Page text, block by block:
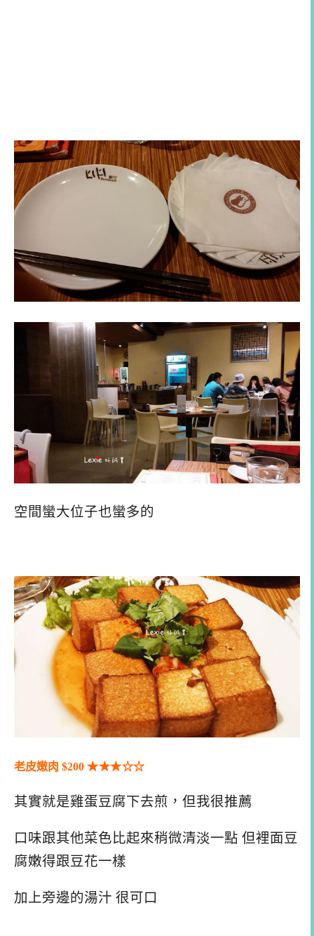
空間蠻大位子也蠻多的
老皮嫩肉 $200 ★★★☆☆
其實就是雞蛋豆腐下去煎，但我很推薦
口味跟其他菜色比起來稍微清淡一點 但裡面豆
腐嫩得跟豆花一樣
加上旁邊的湯汁 很可口